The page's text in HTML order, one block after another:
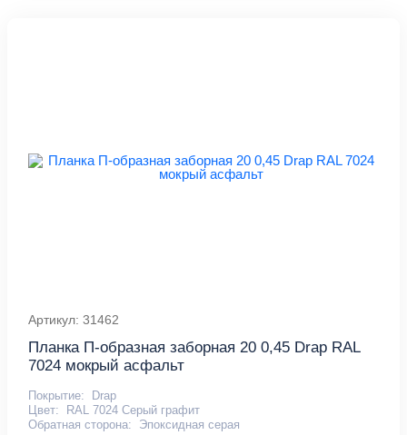
Артикул: 31462
Планка П-образная заборная 20 0,45 Drap RAL
7024 мокрый асфальт
Покрытие:
Drap
Цвет:
RAL 7024 Серый графит
Обратная сторона:
Эпоксидная серая